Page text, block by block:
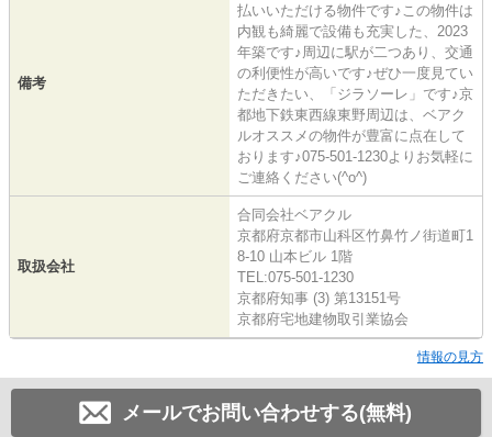
備考
払いいただける物件です♪この物件は
内観も綺麗で設備も充実した、2023
年築です♪周辺に駅が二つあり、交通
の利便性が高いです♪ぜひ一度見てい
ただきたい、「ジラソーレ」です♪京
都地下鉄東西線東野周辺は、ベアク
ルオススメの物件が豊富に点在して
おります♪075-501-1230よりお気軽に
ご連絡ください(^o^)
取扱会社
合同会社ベアクル
京都府京都市山科区竹鼻竹ノ街道町1
8-10 山本ビル 1階
TEL:075-501-1230
京都府知事 (3) 第13151号
京都府宅地建物取引業協会
情報の見方
メールでお問い合わせする(無料)